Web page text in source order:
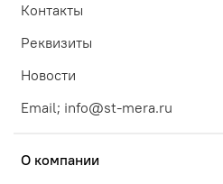
Контакты
Реквизиты
Новости
Email; info@st-mera.ru
О компании